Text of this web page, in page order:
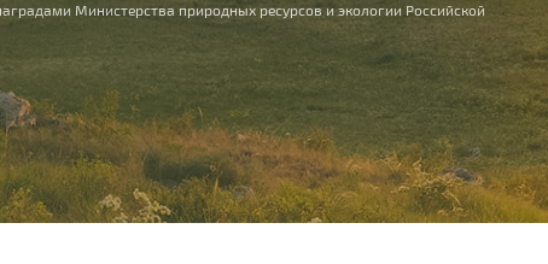
Министерства природных ресурсов и экологии Российской